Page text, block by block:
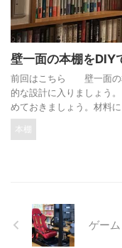
壁一面の本棚を
前回はこちら 壁一面の
的な設計に入りましょう
めておきましょう。材料
本棚
ゲー